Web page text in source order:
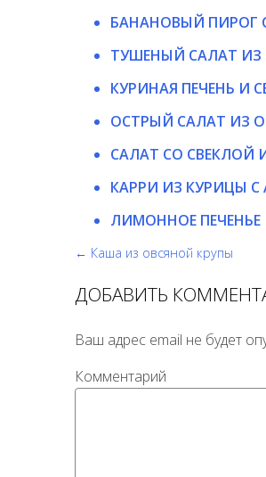
БАНАНОВЫЙ ПИРОГ
ТУШЕНЫЙ САЛАТ
КУРИНАЯ ПЕЧЕНЬ И
ОСТРЫЙ САЛАТ ИЗ
САЛАТ СО СВЕКЛОЙ
КАРРИ ИЗ КУРИЦЫ
ЛИМОННОЕ ПЕЧЕНЬЕ
← Каша из овсяной крупы
ДОБАВИТЬ
Ваш адрес email не будет
Комментарий